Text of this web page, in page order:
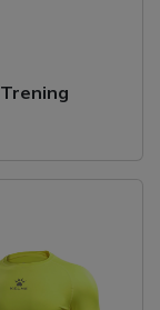
Trening